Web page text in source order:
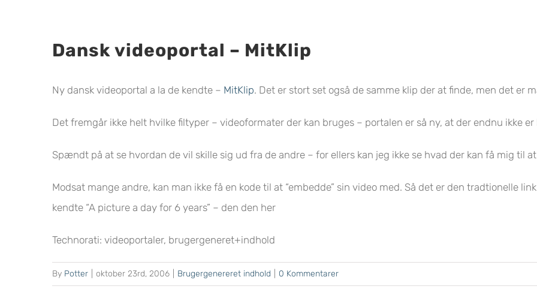
Dansk videoportal – MitKlip
Ny dansk videoportal a la de kendte – MitKlip. Det er stort set også de samme klip der at finde, men det er
Det fremgår ikke helt hvilke filtyper – videoformater der kan bruges – portalen er så ny, at der endnu ikke
Spændt på at se hvordan de vil skille sig ud fra de andre – for ellers kan jeg ikke se hvad der kan få mig til
Modsat mange andre, kan man ikke få en kode til at “embedde” sin video med. Så det er den tradtionelle
kendte “A picture a day for 6 years” – den den her
Technorati: videoportaler, brugergeneret+indhold
By Potter oktober 23rd, 2006 Brugergenereret indhold 0 Kommentarer